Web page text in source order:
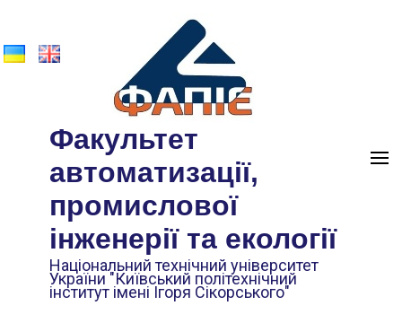
Факультет
автоматизації,
промислової
інженерії та екології
Національний технічний університет
України "Київський політехнічний
інститут імені Ігоря Сікорського"